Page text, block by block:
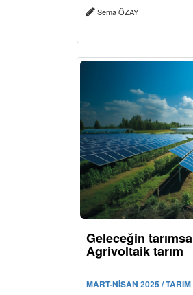
Sema ÖZAY
Geleceğin
Agrivoltaik tarım
MART-NİSAN 2025 /